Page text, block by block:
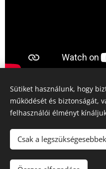
Share
© Hajnal Luca -
Sütiket használunk, hogy
működését és biztonságát,
felhasználói élményt
Csak a